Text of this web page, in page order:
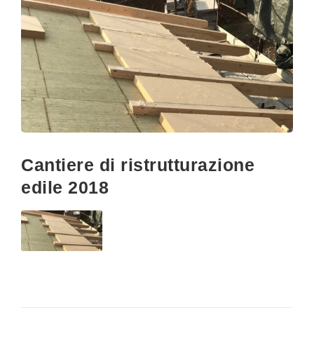
Cantiere di ristrutturazione
edile 2018